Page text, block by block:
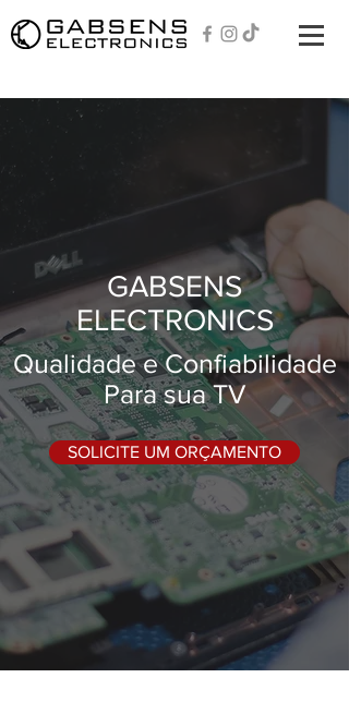
GABSENS
ELECTRONICS
Qualidade e Confiabilidade
Para sua TV
SOLICITE UM ORÇAMENTO